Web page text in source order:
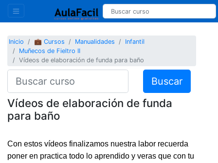
Inicio 💼 Cursos Manualidades
Infantil
Muñecos de Fieltro II
Vídeos de elaboración de funda para baño
Buscar
Vídeos de elaboración de funda
para baño
Con estos vídeos finalizamos nuestra labor recuerda
poner en practica todo lo aprendido y veras que con tu